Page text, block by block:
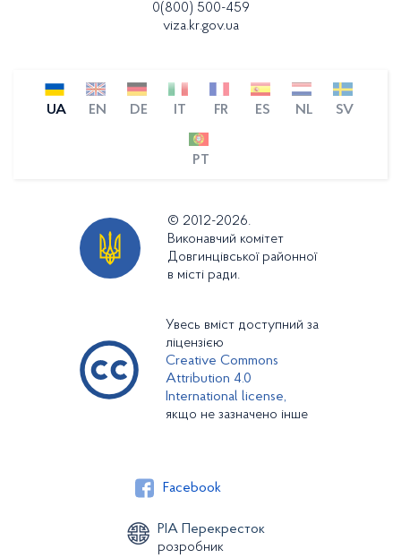
0(800) 500-459
viza.kr.gov.ua
UA EN DE IT FR ES NL SV
PT
© 2012-2026.
Виконавчий комітет
Довгинцівської районної
в місті ради.
Увесь вміст доступний за
ліцензією
Creative Commons
Attribution 4.0
International license,
якщо не зазначено інше
Facebook
РІА Перекресток
розробник